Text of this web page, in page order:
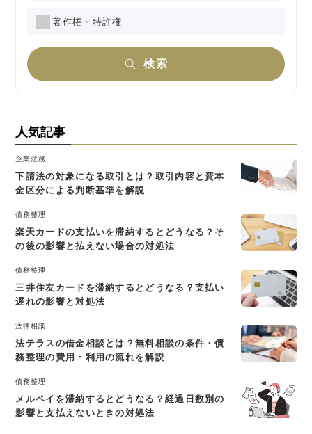
著作権・特許権
検索
人気記事
企業法務
下請法の対象になる取引とは？取引内容と資本
金区分による判断基準を解説
債務整理
楽天カードの支払いを滞納するとどうなる？そ
の後の影響と払えない場合の対処法
債務整理
三井住友カードを滞納するとどうなる？支払い
遅れの影響と対処法
法律相談
法テラスの借金相談とは？無料相談の条件・債
務整理の費用・利用の流れを解説
債務整理
メルペイを滞納するとどうなる？経過日数別の
影響と支払えないときの対処法